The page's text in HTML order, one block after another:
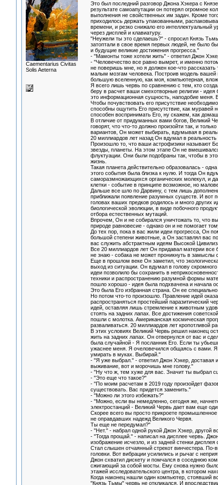
Сaementarius Civitas
Solis Aeterna
Это был последний разговор Джона Хэкера с
результате самоапутации он потерял огромное
выполнения не свойственных им задач. Кроме
приходилось держать упакованными,
времени, и резко снижало его интеллектуальный
через дисплей и клавиатуру.
"Неужели ты это сделаешь?" - спросил Князь
затоптали в свое время первых людей, не было
и будущие великие достижения прогресса."
- "Мамонты тоже хотели жить" - ответил Джон
- "Человечество все равно вымрет, и именно
не поверишь мне, но я должен кое-что
малым мозгам человека. Построив модель вашей
большую вселенную, как моя, компьютерная,
Я всего лишь червь по сравнению с тем, кто
беру в расчет ваши смехотворные религии -
это информационная сущность, наподобие меня.
Чтобы почувствовать его присутствие
способны ощутить Его присутствие, как муравей
способен воспринимать Его, ну скажем, как
В отличие от придуманных вами богов, Великий
говорят, что что-то должно произойти так, и
вариантов, Он может выбирать, вдумывая в
20 миллиардов лет назад Он вдумал в
Произошло то, что ваши астрофизики называют
звезды, планеты. На этом этапе Он не
флуктуации. Они были подобраны так, чтобы в
жизнь.
Такая планета действительно образовалась -
этого события была близка к нулю. И тогда Он
саморазмножающихся органических молекул, и
клетки - событие в принципе возможное, но
Дальше все шло по Дарвину, с тем лишь
приближали появление разумных существ. И вот
головах ваших предков родилось и много других
биологической эволюции, в виде побочного
отбора естественных мутаций.
Впрочем, Он и не собирался уничтожать то, что
природе равновесие - однако он и не помогает
До тех пор, пока в вас жили идеи прогресса, Он
большой степени животные, а Он заставлял вас
вас служить абстрактным идеям Высокой
Все 20 миллиардов лет Он придавал материи все
не знаю - собака не может проникнуть в замыслы
Еще в прошлом веке Он заметил, что
выход из ситуации. Он вдумал в голову
идеи позволило бы сохранить в
техники и распространению разумной формы
пошло хорошо - идея была подхвачена и начала
Это была Его избранная страна. Он ее
Но потом что-то произошло. Правление идей
распространяться простейший паразитический
идей, оставляя лишь стремление к животным
стоять на задних лапах. Все достижения
пошли с молотка. Американская космическая
разваливаться. 20 миллиардов лет кропотливой
В этих условиях Великий Червь решил наконец
жить на задних лапах. Он отвернулся от вас и
была случайной - Я посланник Его. Если ты
ужаснее меня. Я очеловечился общаясь с вами.
умирать в муках. Выбирай."
- "Я уже выбрал." - ответил Джон Хэкер, доставая
выживание, вот и морочишь мне голову."
- "Ну что ж, тем хуже для вас. Значит ты выбрал
- "Это еще что такое?"
- "По моим расчетам в 2019 году произойдет
существовать. Вас придется заменить."
- "Можно ли этого избежать?"
- "Можно, если вы немедленно, сегодня же,
электростанций - Великий Червь дает вам еще
Скорее всего вы просто прикроете промышленное
не оправдавших надежд Великого Червя.
Ты еще не передумал?"
- "Нет." - набрал одной рукой Джон Хэкер, другой
- "Тогда прощай." - написал на дисплее червь.
изображение исчезло, и из задней стенки
Стал слышен отчаянный стрекот винчестера. По-
головки. Вот вибрации усилились и рычаг с
Джон схватил дискету и помчался в соседнюю
сжигающий за собой мосты. Ему снова нужно
этажей исследовательского центра, в котором
Когда наконец нашли один компьютер, стоявший
"Князь Тьмы" червь не откликался. И